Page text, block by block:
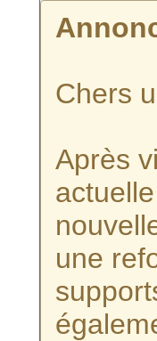
Chers
Après
une